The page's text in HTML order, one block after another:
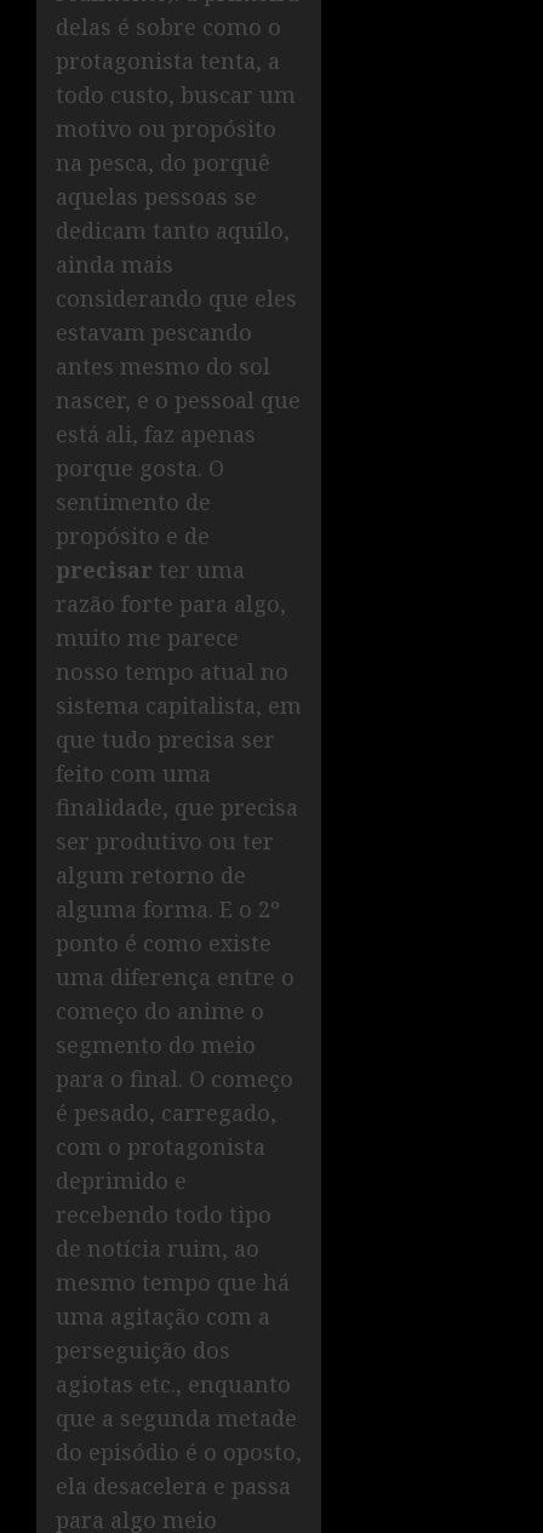
delas é sobre como o
protagonista tenta, a
todo custo, buscar um
motivo ou propósito
na pesca, do porquê
aquelas pessoas se
dedicam tanto aquilo,
ainda mais
considerando que eles
estavam pescando
antes mesmo do sol
nascer, e o pessoal que
está ali, faz apenas
porque gosta. O
sentimento de
propósito e de
precisar ter uma
razão forte para algo,
muito me parece
nosso tempo atual no
sistema capitalista, em
que tudo precisa ser
feito com uma
finalidade, que precisa
ser produtivo ou ter
algum retorno de
alguma forma. E o 2º
ponto é como existe
uma diferença entre o
começo do anime o
segmento do meio
para o final. O começo
é pesado, carregado,
com o protagonista
deprimido e
recebendo todo tipo
de notícia ruim, ao
mesmo tempo que há
uma agitação com a
perseguição dos
agiotas etc., enquanto
que a segunda metade
do episódio é o oposto,
ela desacelera e passa
para algo meio